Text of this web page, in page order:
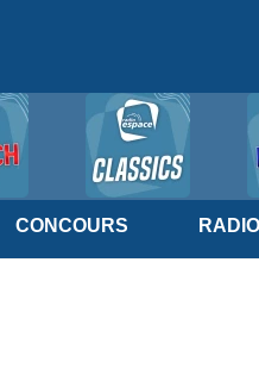
CONCOURS RADIO